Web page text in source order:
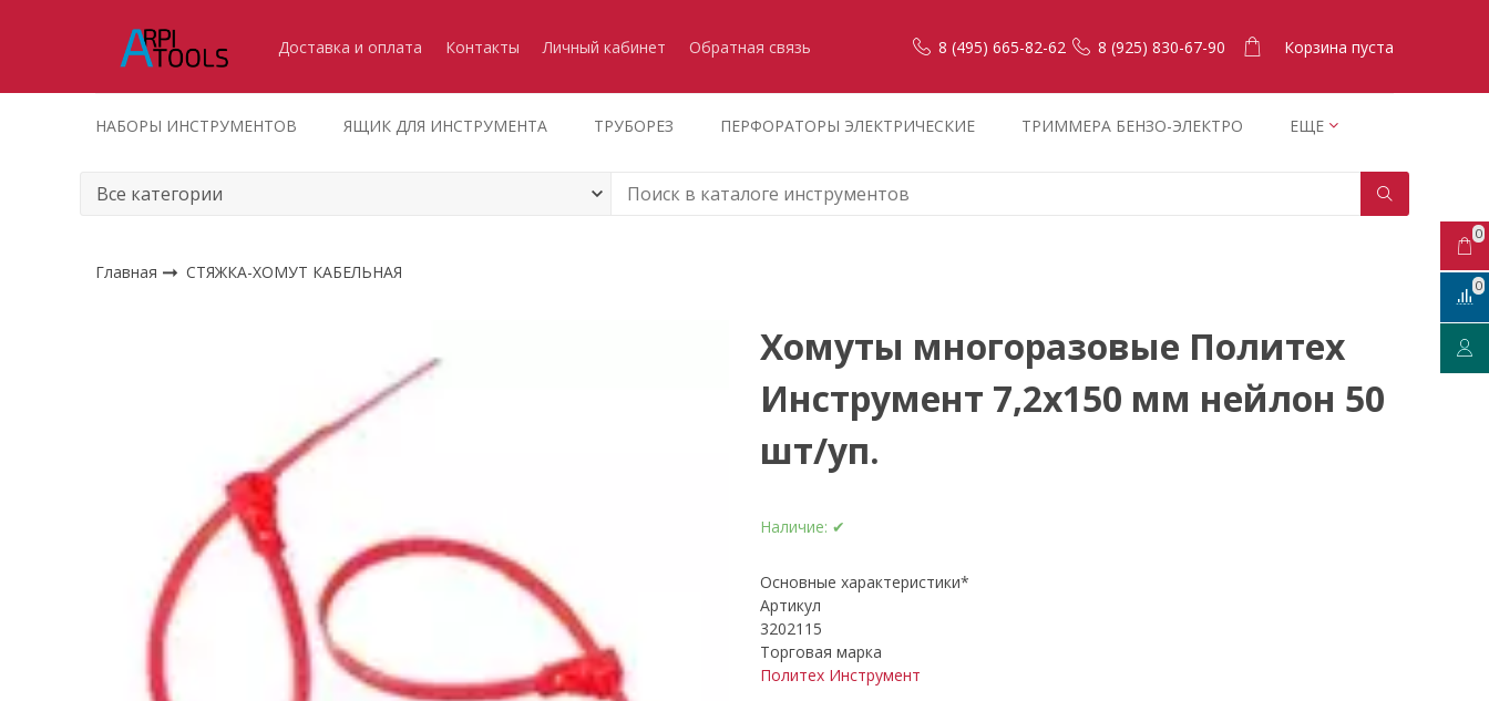
8 (495) 665-82-62 8 (925) 830-67-90
Доставка и оплата Контакты Личный кабинет Обратная связь Корзина пуста
НАБОРЫ ИНСТРУМЕНТОВ ЯЩИК ДЛЯ ИНСТРУМЕНТА ТРУБОРЕЗ ПЕРФОРАТОРЫ ЭЛЕКТРИЧЕСКИЕ ТРИММЕРА БЕНЗО-ЭЛЕКТРО ЕЩЕ
Главная СТЯЖКА-ХОМУТ КАБЕЛЬНАЯ
Хомуты многоразовые Политех
Инструмент 7,2х150 мм нейлон 50
шт/уп.
Наличие: ✔
Основные характеристики*
Артикул
3202115
Торговая марка
Политех Инструмент
0
0